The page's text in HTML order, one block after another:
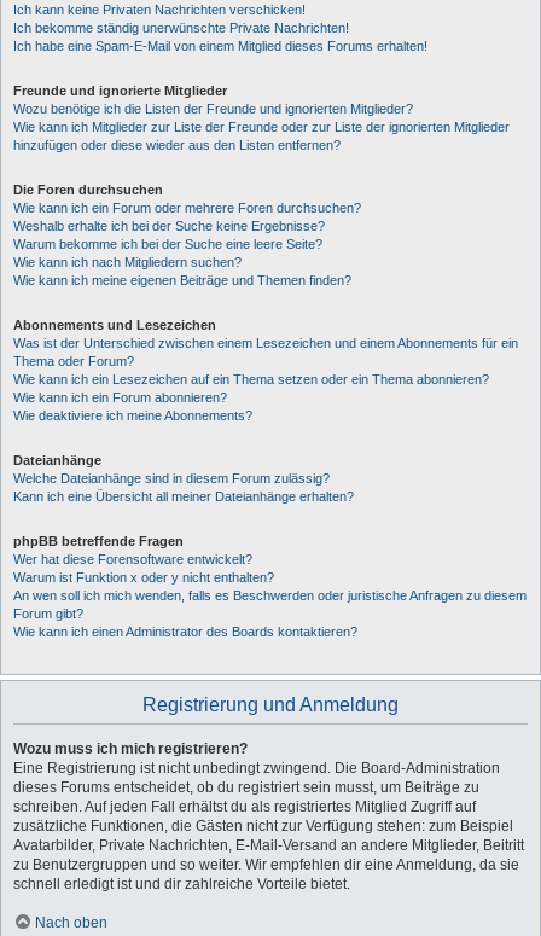
Ich kann keine Privaten Nachrichten verschicken!
Ich bekomme ständig unerwünschte Private Nachrichten!
Ich habe eine Spam-E-Mail von einem Mitglied dieses Forums erhalten!
Freunde und ignorierte Mitglieder
Wozu benötige ich die Listen der Freunde und ignorierten Mitglieder?
Wie kann ich Mitglieder zur Liste der Freunde oder zur Liste der ignorierten Mitglieder
hinzufügen oder diese wieder aus den Listen entfernen?
Die Foren durchsuchen
Wie kann ich ein Forum oder mehrere Foren durchsuchen?
Weshalb erhalte ich bei der Suche keine Ergebnisse?
Warum bekomme ich bei der Suche eine leere Seite?
Wie kann ich nach Mitgliedern suchen?
Wie kann ich meine eigenen Beiträge und Themen finden?
Abonnements und Lesezeichen
Was ist der Unterschied zwischen einem Lesezeichen und einem Abonnements für ein
Thema oder Forum?
Wie kann ich ein Lesezeichen auf ein Thema setzen oder ein Thema abonnieren?
Wie kann ich ein Forum abonnieren?
Wie deaktiviere ich meine Abonnements?
Dateianhänge
Welche Dateianhänge sind in diesem Forum zulässig?
Kann ich eine Übersicht all meiner Dateianhänge erhalten?
phpBB betreffende Fragen
Wer hat diese Forensoftware entwickelt?
Warum ist Funktion x oder y nicht enthalten?
An wen soll ich mich wenden, falls es Beschwerden oder juristische Anfragen zu diesem
Forum gibt?
Wie kann ich einen Administrator des Boards kontaktieren?
Registrierung und Anmeldung
Wozu muss ich mich registrieren?
Eine Registrierung ist nicht unbedingt zwingend. Die Board-Administration
dieses Forums entscheidet, ob du registriert sein musst, um Beiträge zu
schreiben. Auf jeden Fall erhältst du als registriertes Mitglied Zugriff auf
zusätzliche Funktionen, die Gästen nicht zur Verfügung stehen: zum Beispiel
Avatarbilder, Private Nachrichten, E-Mail-Versand an andere Mitglieder, Beitritt
zu Benutzergruppen und so weiter. Wir empfehlen dir eine Anmeldung, da sie
schnell erledigt ist und dir zahlreiche Vorteile bietet.
Nach oben